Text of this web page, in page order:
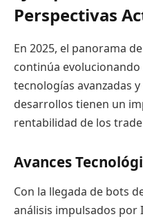
Perspectivas
En 2025, el panorama
continúa
tecnologías avanzadas
desarrollos tienen un
rentabilidad de los
Avances
Con la llegada de bots
análisis impulsados por